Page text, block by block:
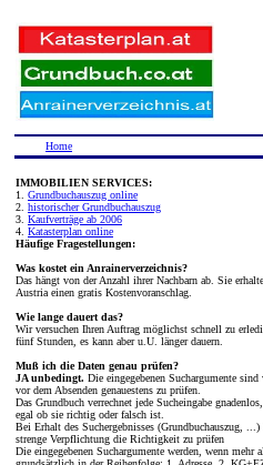
Home
IMMOBILIEN SERVICES:
1. Grundbuchauszug online
2. historischer Grundbuchauszug
3. Kaufverträge ab 2006
4. Katasterplan online
Häufige Fragestellungen:
Was kostet ein Anrainerverzeichnis?
Das hängt von der Anzahl ihrer Nachbarn ab. Sie
Austria einen gratis Kostenvoranschlag.
Wie lange dauert das?
Wir versuchen Ihren Auftrag möglichst schnell zu
fünf Stunden, es kann aber u.U. länger dauern.
Muß ich die Daten genau prüfen?
JA unbedingt. Die eingegebenen Suchargumente
vor dem Absenden genauestens zu prüfen.
Das Grundbuch verrechnet jede Sucheingabe
egal ob sie richtig oder falsch ist.
Bei Erhalt des Suchergebnisses (Grundbuchauszug,
strenge Verpflichtung die Richtigkeit zu prüfen
Die eingegebenen Suchargumente werden, wenn mehr